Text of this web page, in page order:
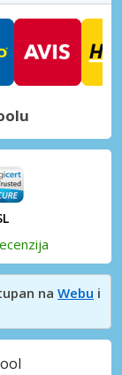
na Webu i